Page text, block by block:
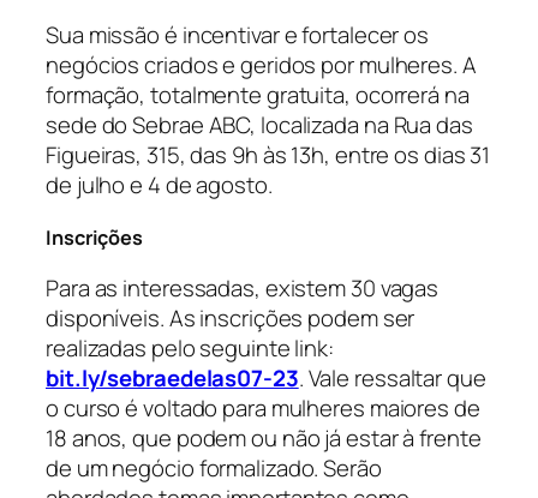
Sua missão é incentivar e fortalecer os
negócios criados e geridos por mulheres. A
formação, totalmente gratuita, ocorrerá na
sede do Sebrae ABC, localizada na Rua das
Figueiras, 315, das 9h às 13h, entre os dias 31
de julho e 4 de agosto.
Inscrições
Para as interessadas, existem 30 vagas
disponíveis. As inscrições podem ser
realizadas pelo seguinte link:
bit.ly/sebraedelas07-23. Vale ressaltar que
o curso é voltado para mulheres maiores de
18 anos, que podem ou não já estar à frente
de um negócio formalizado. Serão